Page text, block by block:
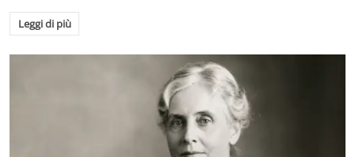
Leggi di più